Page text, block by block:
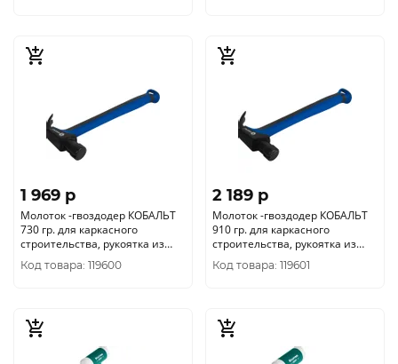
1 969 p
Молоток -гвоздодер КОБАЛЬТ
730 гр. для каркасного
строительства, рукоятка из
полиамида, встроенный м
Код товара: 119600
2 189 p
Молоток -гвоздодер КОБАЛЬТ
910 гр. для каркасного
строительства, рукоятка из
полиамида, встроенный м
Код товара: 119601